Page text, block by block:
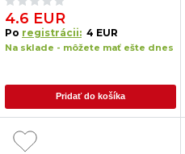
4.6 EUR
Po registrácii: 4 EUR
Na sklade - môžete mať ešte dnes
Pridať do košíka